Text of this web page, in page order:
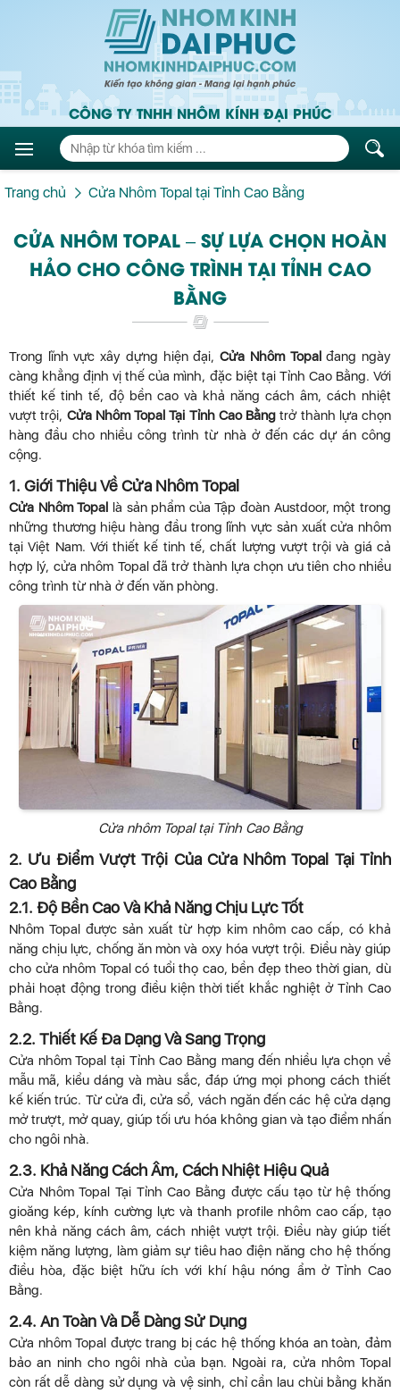
CÔNG TY TNHH NHÔM KÍNH ĐẠI PHÚC
Trang chủ Cửa Nhôm Topal tại Tỉnh Cao Bằng
CỬA NHÔM TOPAL – SỰ LỰA CHỌN HOÀN
HẢO CHO CÔNG TRÌNH TẠI TỈNH CAO
BẰNG
Trong lĩnh vực xây dựng hiện đại,Cửa Nhôm Topal đang ngày
càng khẳng định vị thế của mình, đặc biệt tại Tỉnh Cao Bằng. Với
thiết kế tinh tế, độ bền cao và khả năng cách âm, cách nhiệt
vượt trội, Cửa Nhôm Topal Tại Tỉnh Cao Bằng trở thành lựa chọn
hàng đầu cho nhiều công trình từ nhà ở đến các dự án công
cộng.
1. Giới Thiệu Về Cửa Nhôm Topal
Cửa Nhôm Topal
là sản phẩm của Tập đoàn Austdoor, một trong
những thương hiệu hàng đầu trong lĩnh vực sản xuất cửa nhôm
tại Việt Nam. Với thiết kế tinh tế, chất lượng vượt trội và giá cả
hợp lý, cửa nhôm Topal đã trở thành lựa chọn ưu tiên cho nhiều
công trình từ nhà ở đến văn phòng.
Cửa nhôm Topal tại Tỉnh Cao Bằng
2. Ưu Điểm Vượt Trội Của Cửa Nhôm Topal Tại Tỉnh
Cao Bằng
2.1. Độ Bền Cao Và Khả Năng Chịu Lực Tốt
Nhôm Topal được sản xuất từ hợp kim nhôm cao cấp, có khả
năng chịu lực, chống ăn mòn và oxy hóa vượt trội. Điều này giúp
cho cửa nhôm Topal có tuổi thọ cao, bền đẹp theo thời gian, dù
phải hoạt động trong điều kiện thời tiết khắc nghiệt ở Tỉnh Cao
Bằng.
2.2. Thiết Kế Đa Dạng Và Sang Trọng
Cửa nhôm Topal tại Tỉnh Cao Bằng mang đến nhiều lựa chọn về
mẫu mã, kiểu dáng và màu sắc, đáp ứng mọi phong cách thiết
kế kiến trúc. Từ cửa đi, cửa sổ, vách ngăn đến các hệ cửa dạng
mở trượt, mở quay, giúp tối ưu hóa không gian và tạo điểm nhấn
cho ngôi nhà.
2.3. Khả Năng Cách Âm, Cách Nhiệt Hiệu Quả
Cửa Nhôm Topal Tại Tỉnh Cao Bằng được cấu tạo từ hệ thống
gioăng kép, kính cường lực và thanh profile nhôm cao cấp, tạo
nên khả năng cách âm, cách nhiệt vượt trội. Điều này giúp tiết
kiệm năng lượng, làm giảm sự tiêu hao điện năng cho hệ thống
điều hòa, đặc biệt hữu ích với khí hậu nóng ẩm ở Tỉnh Cao
Bằng.
2.4. An Toàn Và Dễ Dàng Sử Dụng
Cửa nhôm Topal được trang bị các hệ thống khóa an toàn, đảm
bảo an ninh cho ngôi nhà của bạn. Ngoài ra, cửa nhôm Topal
còn rất dễ dàng sử dụng và vệ sinh, chỉ cần lau chùi bằng khăn